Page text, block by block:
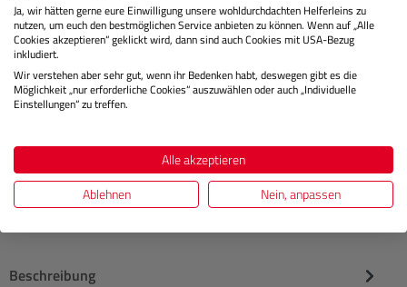
Lagernd
IN DEN WARENKORB
Beschreibung
Ja, wir hätten gerne eure Einwilligung unsere wohldurchdachten Helferleins zu
nutzen, um euch den bestmöglichen Service anbieten zu können. Wenn auf „Alle
Cookies akzeptieren“ geklickt wird, dann sind auch Cookies mit USA-Bezug
inkludiert.
Wir verstehen aber sehr gut, wenn ihr Bedenken habt, deswegen gibt es die
Möglichkeit „nur erforderliche Cookies“ auszuwählen oder auch „Individuelle
Einstellungen“ zu treffen.
Alle akzeptieren
Ablehnen
Nein, anpassen